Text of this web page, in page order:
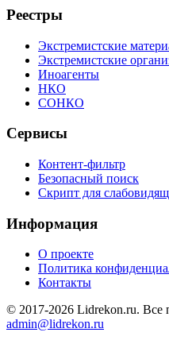
Реестры
Экстремистские
Экстремистские
Иноагенты
НКО
СОНКО
Сервисы
Контент-фильтр
Безопасный поиск
Скрипт для
Информация
О проекте
Политика
Контакты
© 2017-2026 Lidrekon.ru. Все
admin@lidrekon.ru